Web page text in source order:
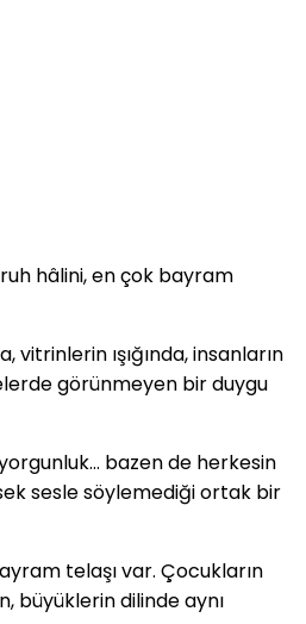
hâlini, en çok bayram
vitrinlerin ışığında, insanların
görünmeyen bir duygu
bazen de herkesin
sesle söylemediği ortak bir
telaşı var. Çocukların
büyüklerin dilinde aynı